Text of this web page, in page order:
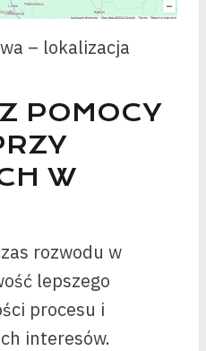
– lokalizacja
POMOCY
W
rozwodu w
lepszego
procesu i
interesów.